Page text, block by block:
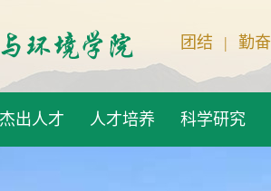
团结 | 勤奋
杰出人才 人才培养 科学研究